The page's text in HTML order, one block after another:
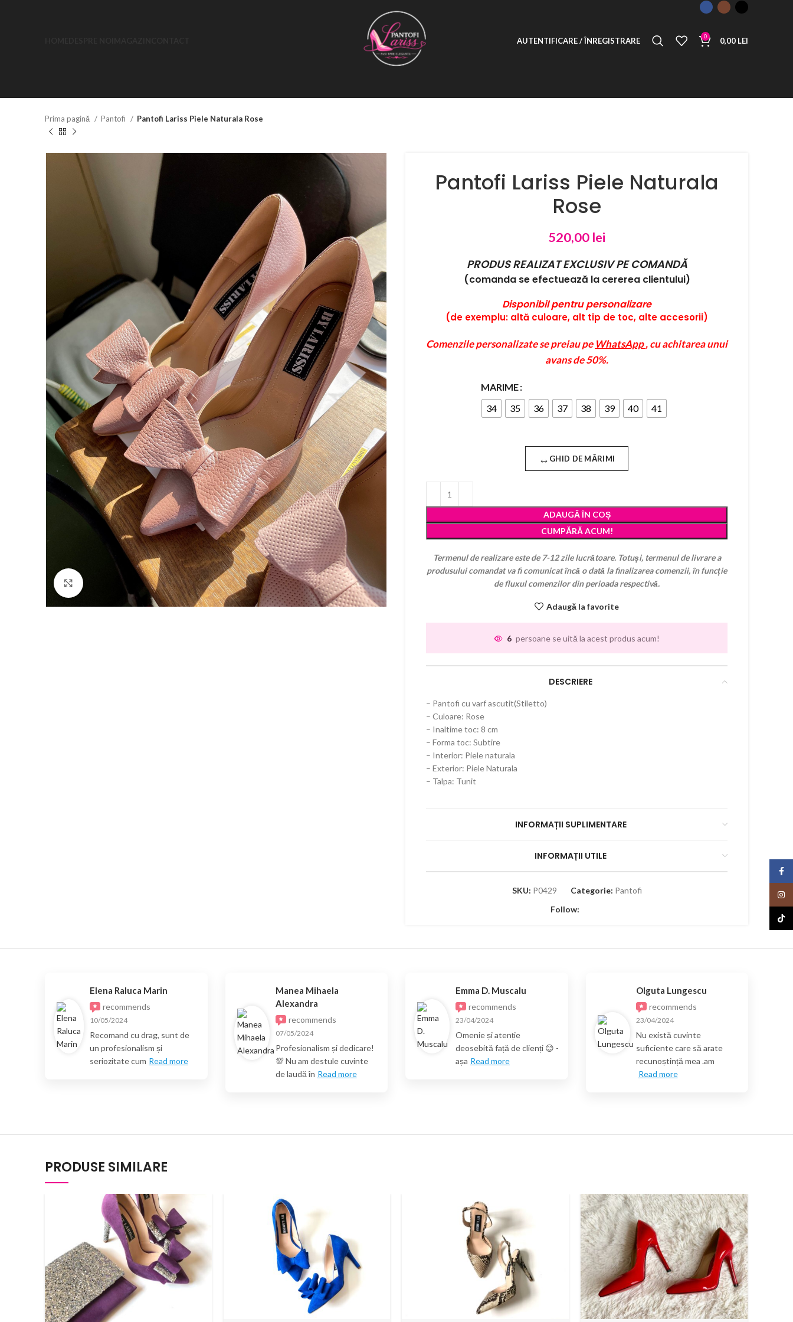
AUTENTIFICARE / ÎNREGISTRARE 0 0,00 LEI
Prima pagină Pantofi Pantofi Lariss Piele Naturala Rose
Faceți click pentru a mări
Pantofi Lariss Piele Naturala
Rose
520,00 lei
PRODUS REALIZAT EXCLUSIV PE COMANDĂ
(comanda se efectuează la cererea clientului)
Disponibil pentru personalizare
(de exemplu: altă culoare, alt tip de toc, alte accesorii)
Comenzile personalizate se preiau pe WhatsApp, cu achitarea unui
avans de 50%.
MARIME
34
35 36 37 38 39 40 41
↔ GHID DE MĂRIMI
ADAUGĂ ÎN COȘ
CUMPĂRĂ ACUM!
Termenul de realizare este de 7-12 zile lucrătoare. Totuși, termenul de livrare a
produsului comandat va fi comunicat încă o dată la finalizarea comenzii, în funcție
de fluxul comenzilor din perioada respectivă.
Adaugă la favorite
6 persoane se uită la acest produs acum!
DESCRIERE
– Pantofi cu varf ascutit(Stiletto)
– Culoare: Rose
– Inaltime toc: 8 cm
– Forma toc: Subtire
– Interior: Piele naturala
– Exterior: Piele Naturala
– Talpa: Tunit
INFORMAȚII SUPLIMENTARE
INFORMAȚII UTILE
SKU: P0429 Categorie: Pantofi
Follow:
Elena Raluca Marin
recommends
10/05/2024
Recomand cu drag, sunt de
un profesionalism și
seriozitate cum Read more
Manea Mihaela
Alexandra
recommends
07/05/2024
Profesionalism și dedicare!
💯 Nu am destule cuvinte
de laudă în Read more
Emma D. Muscalu
recommends
23/04/2024
Omenie și atenție
deosebită față de clienți 😊 -
așa Read more
Olguta Lungescu
recommends
23/04/2024
Nu există cuvinte
suficiente care să arate
recunoștință mea .am
Read more
PRODUSE SIMILARE